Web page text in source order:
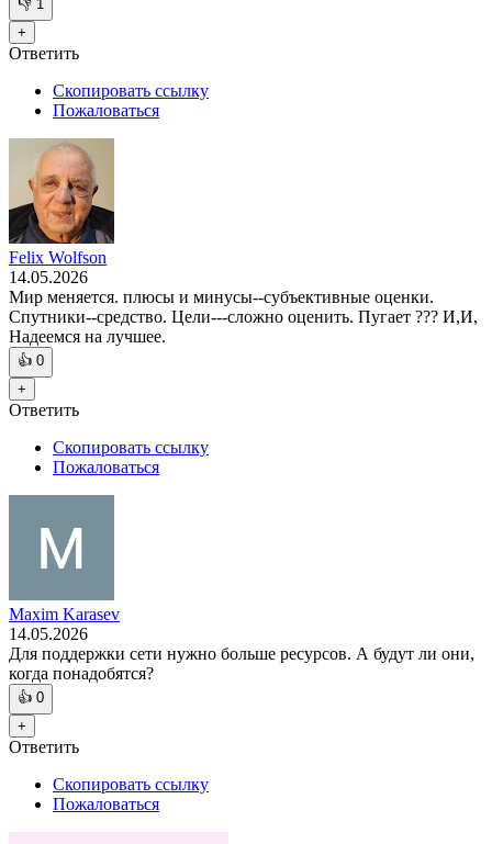
👎 1
+
Ответить
Скопировать ссылку
Пожаловаться
Felix Wolfson
14.05.2026
Мир меняется. плюсы и минусы--субъективные оценки.
Спутники--средство. Цели---сложно оценить. Пугает ??? И,И,
Надеемся на лучшее.
👍 0
+
Ответить
Скопировать ссылку
Пожаловаться
Maxim Karasev
14.05.2026
Для поддержки сети нужно больше ресурсов. А будут ли они,
когда понадобятся?
👍 0
+
Ответить
Скопировать ссылку
Пожаловаться